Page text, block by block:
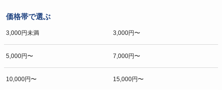
価格帯で選ぶ
3,000円未満 3,000円〜
5,000円〜 7,000円〜
10,000円〜 15,000円〜